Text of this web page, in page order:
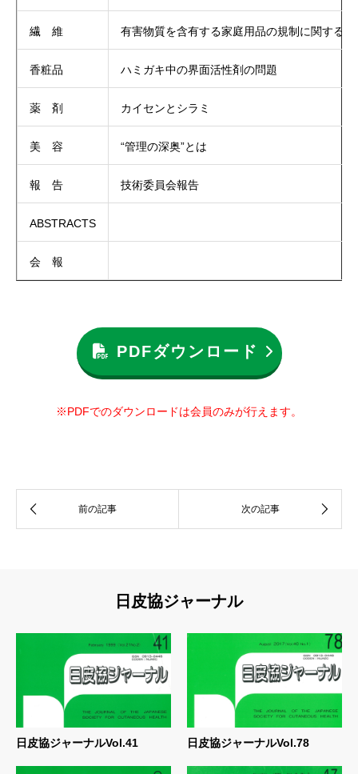
繊 維 有害物質を含有する家庭用品の規制に関する
香粧品 ハミガキ中の界面活性剤の問題
薬 剤 カイセンとシラミ
美 容 “管理の深奥”とは
報 告 技術委員会報告
ABSTRACTS
会 報
PDFダウンロード
※PDFでのダウンロードは会員のみが行えます。
日皮協ジャーナル
日皮協ジャーナルVol.41 日皮協ジャーナルVol.78